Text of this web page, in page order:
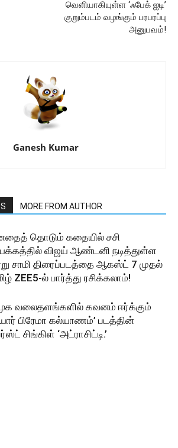
வெளியாகியுள்ள ‘ஃபேக் ஐடி’
குறும்படம் வழங்கும் பரபரப்பு
அனுபவம்!
Ganesh Kumar
MORE FROM AUTHOR
தொடும் கதையில் சசி
விஜய் ஆண்டனி நடித்துள்ள
சாமி திரைப்படத்தை ஆகஸ்ட் 7 முதல்
ZEE5-ல் பார்த்து ரசிக்கலாம்!
வலைதளங்களில் கவனம் ஈர்க்கும்
பிரேமா கல்யாணம்’ படத்தின்
சிங்கிள் ‘அட்ராசிட்டி.’